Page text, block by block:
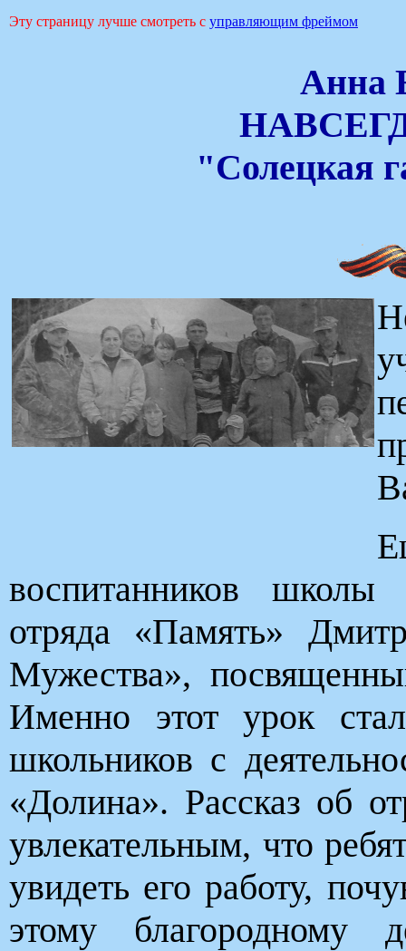
Эту страницу лучше смотреть с управляющим фреймом
Анна
"Солецкая
воспитанников школы
отряда «Память»
Мужества»,
Именно этот урок
школьников с
«Долина». Рассказ об
увлекательным, что
увидеть его работу,
этому благородному